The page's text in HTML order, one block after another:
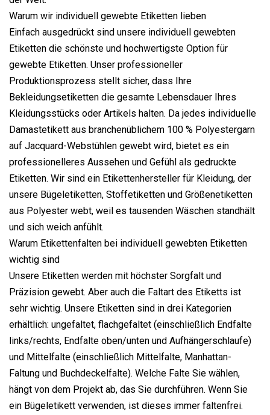
Warum wir individuell gewebte Etiketten lieben
Einfach ausgedrückt sind unsere individuell gewebten
Etiketten die schönste und hochwertigste Option für
gewebte Etiketten. Unser professioneller
Produktionsprozess stellt sicher, dass Ihre
Bekleidungsetiketten die gesamte Lebensdauer Ihres
Kleidungsstücks oder Artikels halten. Da jedes individuelle
Damastetikett aus branchenüblichem 100 % Polyestergarn
auf Jacquard-Webstühlen gewebt wird, bietet es ein
professionelleres Aussehen und Gefühl als gedruckte
Etiketten. Wir sind ein Etikettenhersteller für Kleidung, der
unsere Bügeletiketten, Stoffetiketten und Größenetiketten
aus Polyester webt, weil es tausenden Wäschen standhält
und sich weich anfühlt.
Warum Etikettenfalten bei individuell gewebten Etiketten
wichtig sind
Unsere Etiketten werden mit höchster Sorgfalt und
Präzision gewebt. Aber auch die Faltart des Etiketts ist
sehr wichtig. Unsere Etiketten sind in drei Kategorien
erhältlich: ungefaltet, flachgefaltet (einschließlich Endfalte
links/rechts, Endfalte oben/unten und Aufhängerschlaufe)
und Mittelfalte (einschließlich Mittelfalte, Manhattan-
Faltung und Buchdeckelfalte). Welche Falte Sie wählen,
hängt von dem Projekt ab, das Sie durchführen. Wenn Sie
ein Bügeletikett verwenden, ist dieses immer faltenfrei.